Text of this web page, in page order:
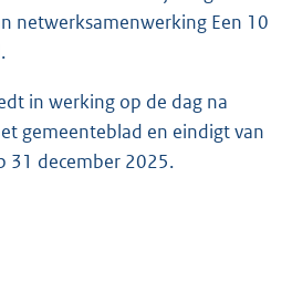
netwerksamenwerking Een 10
in werking op de dag na
gemeenteblad en eindigt van
31 december 2025.